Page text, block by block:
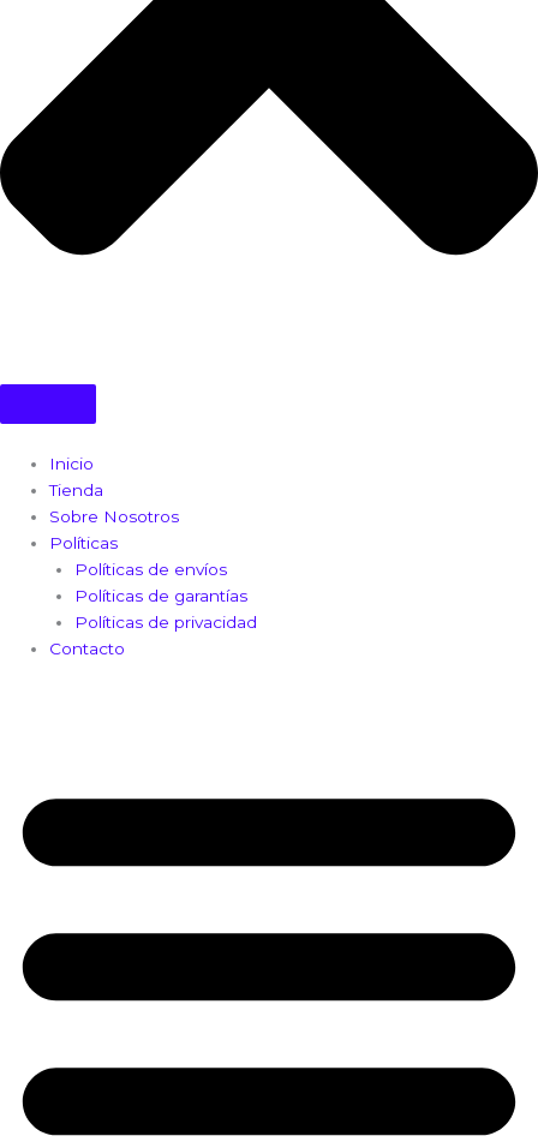
Inicio
Tienda
Sobre Nosotros
Políticas
Políticas de envíos
Políticas de garantías
Políticas de privacidad
Contacto